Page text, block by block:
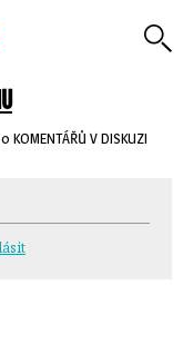
KOMENTÁŘŮ V DISKUZI